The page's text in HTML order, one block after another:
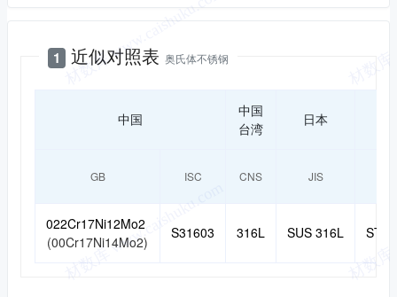
1 近似对照表 奥氏体不锈钢
中国
中国
台湾
日本
GB ISC CNS JIS
022Cr17Ni12Mo2
(00Cr17Ni14Mo2)
S31603 316L SUS 316L STS